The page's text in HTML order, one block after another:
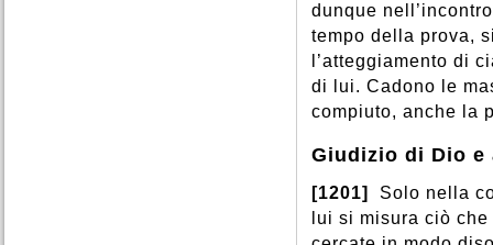
dunque
tempo della prova,
l’atteggiamento di
di lui. Cadono le
compiuto, anche la
Giudizio di Dio
[1201]
Solo nella
lui si misura ciò